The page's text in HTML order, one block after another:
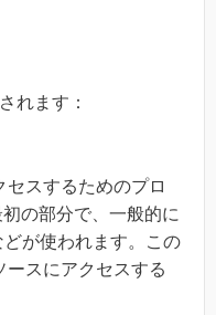
れます：
セスするためのプロ
の部分で、一般的に
が使われます。この
ースにアクセスする